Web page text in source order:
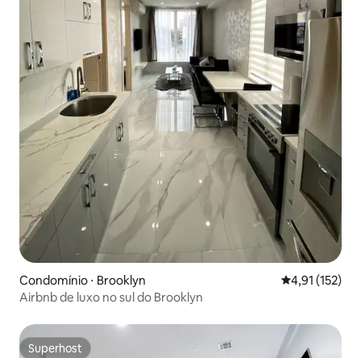
Condomínio ⋅ Brooklyn 4,91 de uma
4,91 (152)
Airbnb de luxo no sul do Brooklyn
Superhost